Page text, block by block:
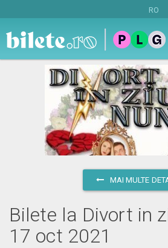
RO
MAI MULTE
Bilete la Divort in
17 oct 2021